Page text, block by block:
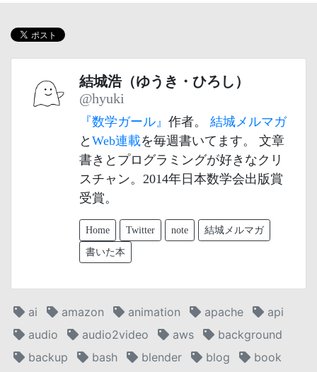
結城浩（ゆうき・ひろし）
@hyuki
『数学ガール』 作者。 結城メルマガ
と Web連載を毎週書いてます。 文章
書きとプログラミングが好きなクリ
スチャン。2014年日本数学会出版賞
受賞。
Home Twitter note 結城メルマガ
書いた本
ai amazon animation apache
api
audio
audio2video aws
background
backup
bash blender blog
book